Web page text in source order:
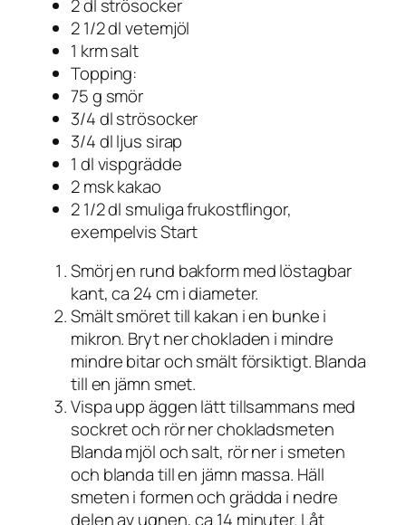
2 dl strösocker
2 1/2 dl vetemjöl
1 krm salt
Topping:
75 g smör
3/4 dl strösocker
3/4 dl ljus sirap
1 dl vispgrädde
2 msk kakao
2 1/2 dl smuliga frukostflingor,
exempelvis Start
Smörj en rund bakform med löstagbar
kant, ca 24 cm i diameter.
Smält smöret till kakan i en bunke i
mikron. Bryt ner chokladen i mindre
mindre bitar och smält försiktigt. Blanda
till en jämn smet.
Vispa upp äggen lätt tillsammans med
sockret och rör ner chokladsmeten
Blanda mjöl och salt, rör ner i smeten
och blanda till en jämn massa. Häll
smeten i formen och grädda i nedre
delen av ugnen, ca 14 minuter. Låt